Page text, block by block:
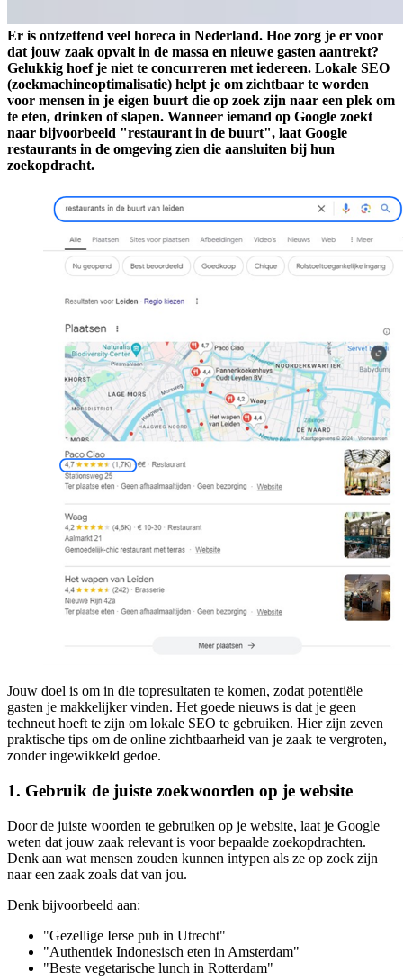
Er is ontzettend veel horeca in Nederland. Hoe zorg je er voor
dat jouw zaak opvalt in de massa en nieuwe gasten aantrekt?
Gelukkig hoef je niet te concurreren met iedereen. Lokale SEO
(zoekmachineoptimalisatie) helpt je om zichtbaar te worden
voor mensen in je eigen buurt die op zoek zijn naar een plek om
te eten, drinken of slapen. Wanneer iemand op Google zoekt
naar bijvoorbeeld "restaurant in de buurt", laat Google
restaurants in de omgeving zien die aansluiten bij hun
zoekopdracht.
Jouw doel is om in die topresultaten te komen, zodat potentiële
gasten je makkelijker vinden. Het goede nieuws is dat je geen
techneut hoeft te zijn om lokale SEO te gebruiken. Hier zijn zeven
praktische tips om de online zichtbaarheid van je zaak te vergroten,
zonder ingewikkeld gedoe.
1. Gebruik de juiste zoekwoorden op je website
Door de juiste woorden te gebruiken op je website, laat je Google
weten dat jouw zaak relevant is voor bepaalde zoekopdrachten.
Denk aan wat mensen zouden kunnen intypen als ze op zoek zijn
naar een zaak zoals dat van jou.
Denk bijvoorbeeld aan:
"Gezellige Ierse pub in Utrecht"
"Authentiek Indonesisch eten in Amsterdam"
"Beste vegetarische lunch in Rotterdam"